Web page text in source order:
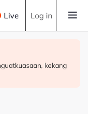
Live Log in
di Seoul,
anggota poliskekang